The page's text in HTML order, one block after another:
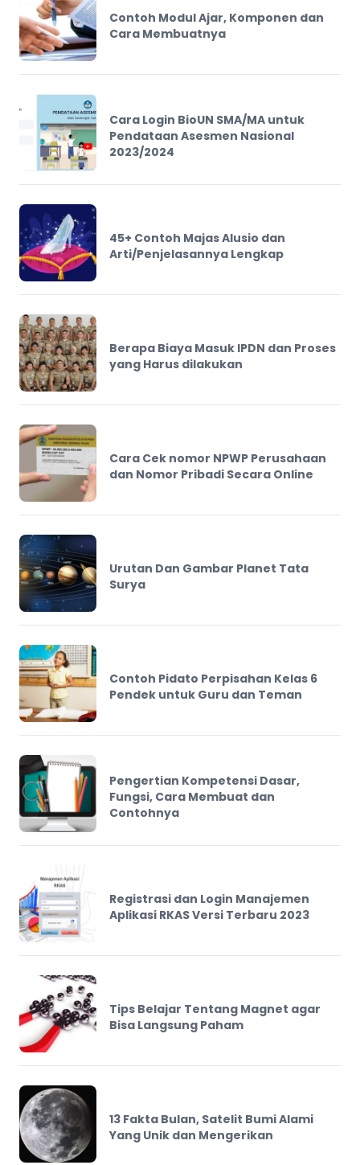
Contoh Modul Ajar, Komponen dan
Cara Membuatnya
Cara Login BioUN SMA/MA untuk
Pendataan Asesmen Nasional
2023/2024
45+ Contoh Majas Alusio dan
Arti/Penjelasannya Lengkap
Berapa Biaya Masuk IPDN dan Proses
yang Harus dilakukan
Cara Cek nomor NPWP Perusahaan
dan Nomor Pribadi Secara Online
Urutan Dan Gambar Planet Tata
Surya
Contoh Pidato Perpisahan Kelas 6
Pendek untuk Guru dan Teman
Pengertian Kompetensi Dasar,
Fungsi, Cara Membuat dan
Contohnya
Registrasi dan Login Manajemen
Aplikasi RKAS Versi Terbaru 2023
Tips Belajar Tentang Magnet agar
Bisa Langsung Paham
13 Fakta Bulan, Satelit Bumi Alami
Yang Unik dan Mengerikan